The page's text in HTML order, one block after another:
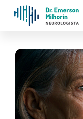
Pular
conteúdo